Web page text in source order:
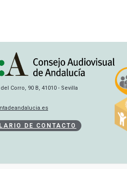
Corro, 90 B, 41010 - Sevilla
DE CONTACTO